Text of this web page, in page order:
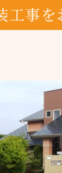
工事